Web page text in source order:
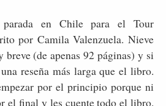
en Chile para el Tour
por Camila Valenzuela. Nieve
(de apenas 92 páginas) y si
reseña más larga que el libro.
por el principio porque ni
el final y les cuente todo el libro.